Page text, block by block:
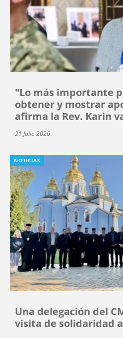
"Lo más importante
obtener y mostrar
afirma la Rev. Karin
21 Julio 2026
NOTICIAS
Una delegación del
visita de solidaridad